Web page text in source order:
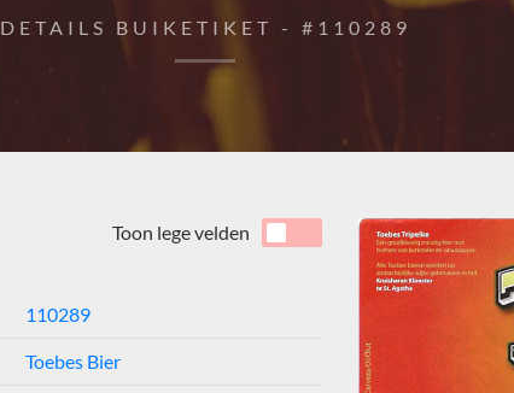
DETAILS BUIKETIKET - #110289
Toon lege velden
110289
Toebes Bier